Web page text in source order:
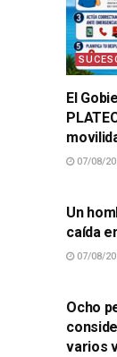
El
07/08/
Un
caída
07/08/
Ocho
varios